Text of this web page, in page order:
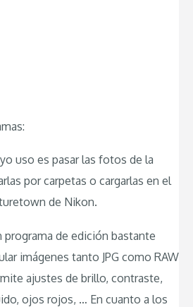
uso es pasar las fotos de la
por carpetas o cargarlas en el
de Nikon.
programa de edición bastante
imágenes tanto JPG como RAW
ajustes de brillo, contraste,
ojos rojos, … En cuanto a los